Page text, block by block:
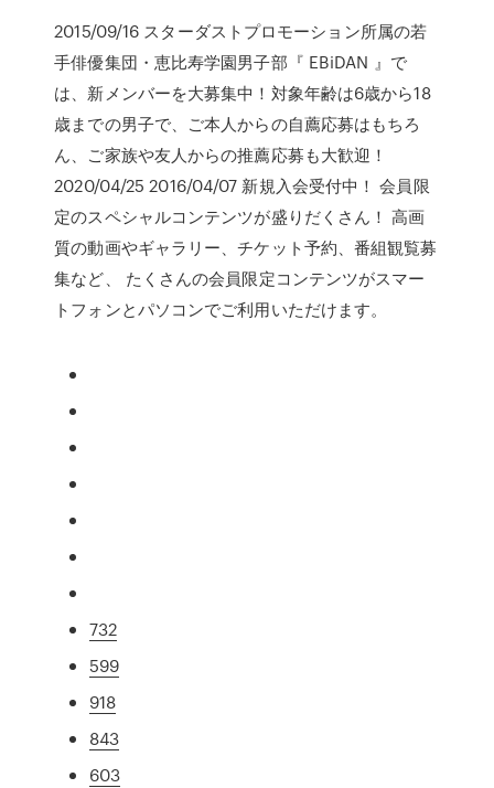
2015/09/16 スターダストプロモーション所属の若
手俳優集団・恵比寿学園男子部『 EBiDAN 』で
は、新メンバーを大募集中！対象年齢は6歳から18
歳までの男子で、ご本人からの自薦応募はもちろ
ん、ご家族や友人からの推薦応募も大歓迎！
2020/04/25 2016/04/07 新規入会受付中！ 会員限
定のスペシャルコンテンツが盛りだくさん！ 高画
質の動画やギャラリー、チケット予約、番組観覧募
集など、 たくさんの会員限定コンテンツがスマー
トフォンとパソコンでご利用いただけます。
732
599
918
843
603